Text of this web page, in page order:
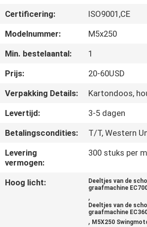
FABRIEKSREIS
CONTACTEER
ONS
GEVALLEN
SITEMAP
Certificering:
ISO9001,CE
Modelnummer:
M5x250
Min. bestelaantal:
1
Prijs:
20-60USD
Verpakking Details:
Kartondoos,
Levertijd:
3-5 dagen
Betalingscondities:
T/T, Western
Levering
vermogen:
300 stuks per
Hoog licht:
Deeltjes van de
graafmachine
,
Deeltjes van de
graafmachine
, M5X250